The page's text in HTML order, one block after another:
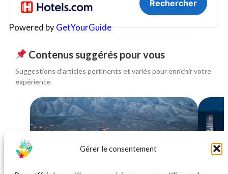
Gérer le consentement
Powered byGetYourGuide
Contenus suggérés pour vous
Suggestions d'articles pertinents et variés pour enrichir votre
expérience
VOL